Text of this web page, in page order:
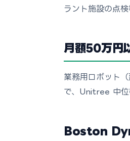
ラント施設の点
月額50万円
業務用ロボット
で、Unitree 中位
Boston